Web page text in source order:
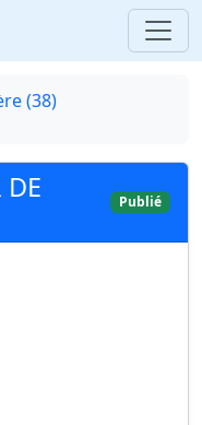
(38)
Publié